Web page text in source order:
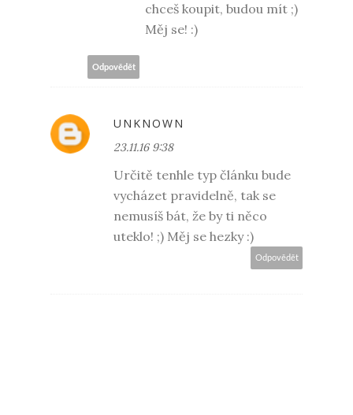
chceš koupit, budou mít ;)
Měj se! :)
Odpovědět
UNKNOWN
23.11.16 9:38
Určitě tenhle typ článku bude
vycházet pravidelně, tak se
nemusíš bát, že by ti něco
uteklo! ;) Měj se hezky :)
Odpovědět